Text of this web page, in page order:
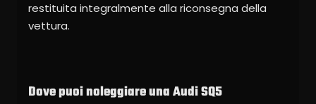
restituita integralmente alla riconsegna della
vettura.
Dove puoi noleggiare una Audi SQ5